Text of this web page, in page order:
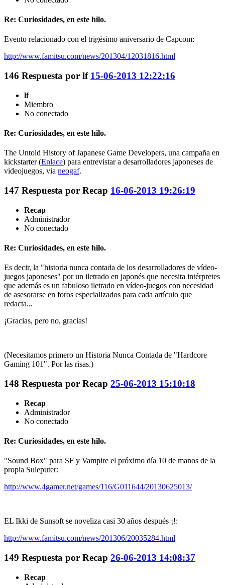
Re: Curiosidades, en este hilo.
Evento relacionado con el trigésimo aniversario de Capcom:
http://www.famitsu.com/news/201304/12031816.html
146 Respuesta por lf 15-06-2013 12:22:16
lf
Miembro
No conectado
Re: Curiosidades, en este hilo.
The Untold History of Japanese Game Developers, una campaña en
kickstarter (Enlace) para entrevistar a desarrolladores japoneses de
videojuegos, via neogaf.
147 Respuesta por Recap 16-06-2013 19:26:19
Recap
Administrador
No conectado
Re: Curiosidades, en este hilo.
Es decir, la "historia nunca contada de los desarrolladores de vídeo-
juegos japoneses" por un iletrado en japonés que necesita intérpretes
que además es un fabuloso iletrado en vídeo-juegos con necesidad
de asesorarse en foros especializados para cada artículo que
redacta...
¡Gracias, pero no, gracias!
(Necesitamos primero un Historia Nunca Contada de "Hardcore
Gaming 101". Por las risas.)
148 Respuesta por Recap 25-06-2013 15:10:18
Recap
Administrador
No conectado
Re: Curiosidades, en este hilo.
"Sound Box" para SF y Vampire el próximo día 10 de manos de la
propia Suleputer:
http://www.4gamer.net/games/116/G011644/20130625013/
EL Ikki de Sunsoft se noveliza casi 30 años después ¡!:
http://www.famitsu.com/news/201306/20035284.html
149 Respuesta por Recap 26-06-2013 14:08:37
Recap